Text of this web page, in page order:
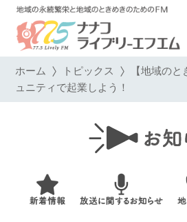
ホーム トピックス 【地域のと
ュニティで起業しよう！